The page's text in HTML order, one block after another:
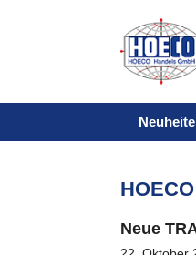
HOECO
Neue